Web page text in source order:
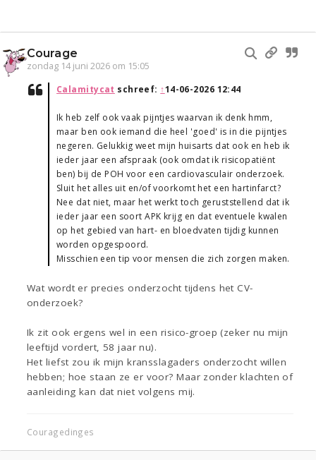
Courage
zondag 14 juni 2026 om 15:05
Calamitycat schreef: ↑14-06-2026 12:44
Ik heb zelf ook vaak pijntjes waarvan ik denk hmm,
maar ben ook iemand die heel 'goed' is in die pijntjes
negeren. Gelukkig weet mijn huisarts dat ook en heb ik
ieder jaar een afspraak (ook omdat ik risicopatiënt
ben) bij de POH voor een cardiovasculair onderzoek.
Sluit het alles uit en/of voorkomt het een hartinfarct?
Nee dat niet, maar het werkt toch geruststellend dat ik
ieder jaar een soort APK krijg en dat eventuele kwalen
op het gebied van hart- en bloedvaten tijdig kunnen
worden opgespoord.
Misschien een tip voor mensen die zich zorgen maken.
Wat wordt er precies onderzocht tijdens het CV-
onderzoek?
Ik zit ook ergens wel in een risico-groep (zeker nu mijn
leeftijd vordert, 58 jaar nu).
Het liefst zou ik mijn kransslagaders onderzocht willen
hebben; hoe staan ze er voor? Maar zonder klachten of
aanleiding kan dat niet volgens mij.
Couragedinges